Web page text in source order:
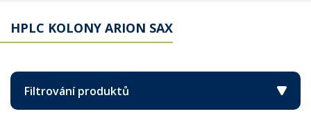
HPLC KOLONY ARION SAX
Filtrování produktů